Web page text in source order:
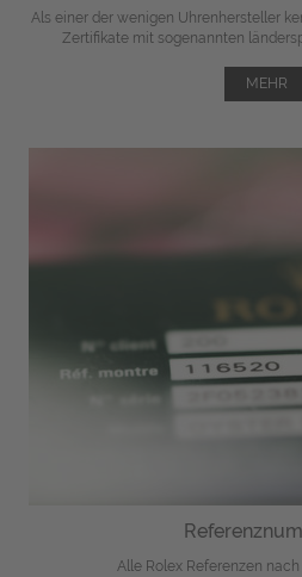
Als einer der wenigen Uhrenhersteller
Zertifikate mit sogenannten
MEHR
Alle Rolex Referenzen